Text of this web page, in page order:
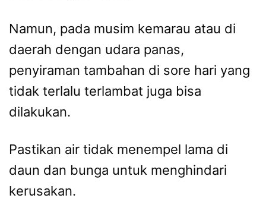
Namun, pada musim kemarau atau di
daerah dengan udara panas,
penyiraman tambahan di sore hari yang
tidak terlalu terlambat juga bisa
dilakukan.
Pastikan air tidak menempel lama di
daun dan bunga untuk menghindari
kerusakan.